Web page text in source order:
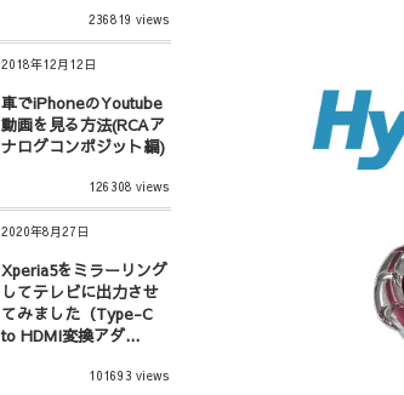
236819 views
2018年12月12日
車でiPhoneのYoutube
動画を見る方法(RCAア
ナログコンポジット編)
126308 views
2020年8月27日
Xperia5をミラーリング
してテレビに出力させ
てみました（Type-C
to HDMI変換アダ...
101693 views